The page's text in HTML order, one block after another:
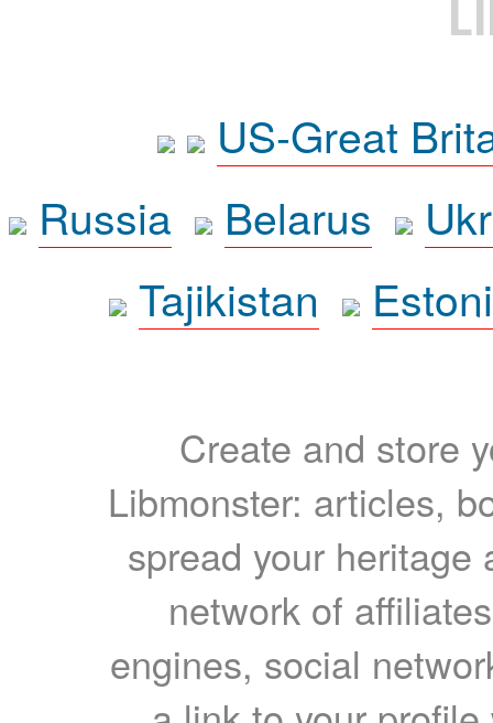
US-Great
Russia
Belarus
Tajikistan
Create and store
Libmonster: articles,
spread your heritage
network of
engines, social